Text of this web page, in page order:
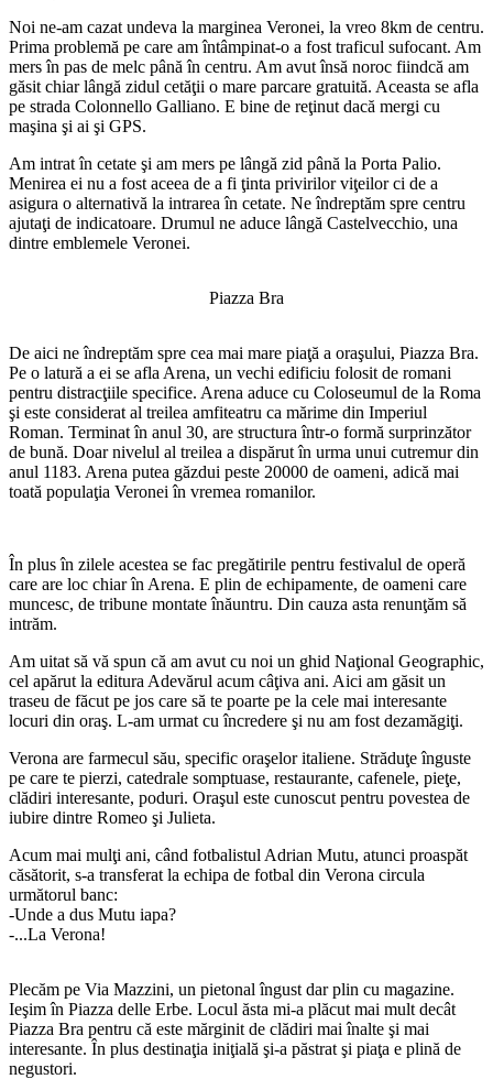
Noi ne-am cazat undeva la marginea Veronei, la vreo 8km de centru.
Prima problemă pe care am întâmpinat-o a fost traficul sufocant. Am
mers în pas de melc până în centru. Am avut însă noroc fiindcă am
găsit chiar lângă zidul cetăţii o mare parcare gratuită. Aceasta se afla
pe strada Colonnello Galliano. E bine de reţinut dacă mergi cu
maşina şi ai şi GPS.
Am intrat în cetate şi am mers pe lângă zid până la Porta Palio.
Menirea ei nu a fost aceea de a fi ţinta privirilor viţeilor ci de a
asigura o alternativă la intrarea în cetate. Ne îndreptăm spre centru
ajutaţi de indicatoare. Drumul ne aduce lângă Castelvecchio, una
dintre emblemele Veronei.
Piazza Bra
De aici ne îndreptăm spre cea mai mare piaţă a oraşului, Piazza Bra.
Pe o latură a ei se afla Arena, un vechi edificiu folosit de romani
pentru distracţiile specifice. Arena aduce cu Coloseumul de la Roma
şi este considerat al treilea amfiteatru ca mărime din Imperiul
Roman. Terminat în anul 30, are structura într-o formă surprinzător
de bună. Doar nivelul al treilea a dispărut în urma unui cutremur din
anul 1183. Arena putea găzdui peste 20000 de oameni, adică mai
toată populaţia Veronei în vremea romanilor.
În plus în zilele acestea se fac pregătirile pentru festivalul de operă
care are loc chiar în Arena. E plin de echipamente, de oameni care
muncesc, de tribune montate înăuntru. Din cauza asta renunţăm să
intrăm.
Am uitat să vă spun că am avut cu noi un ghid Naţional Geographic,
cel apărut la editura Adevărul acum câţiva ani. Aici am găsit un
traseu de făcut pe jos care să te poarte pe la cele mai interesante
locuri din oraş. L-am urmat cu încredere şi nu am fost dezamăgiţi.
Verona are farmecul său, specific oraşelor italiene. Străduţe înguste
pe care te pierzi, catedrale somptuase, restaurante, cafenele, pieţe,
clădiri interesante, poduri. Oraşul este cunoscut pentru povestea de
iubire dintre Romeo şi Julieta.
Acum mai mulţi ani, când fotbalistul Adrian Mutu, atunci proaspăt
căsătorit, s-a transferat la echipa de fotbal din Verona circula
următorul banc:
-Unde a dus Mutu iapa?
-...La Verona!
Plecăm pe Via Mazzini, un pietonal îngust dar plin cu magazine.
Ieşim în Piazza delle Erbe. Locul ăsta mi-a plăcut mai mult decât
Piazza Bra pentru că este mărginit de clădiri mai înalte şi mai
interesante. În plus destinaţia iniţială şi-a păstrat şi piaţa e plină de
negustori.